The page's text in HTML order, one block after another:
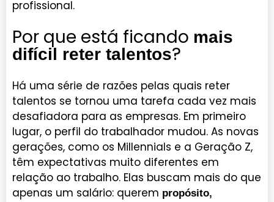
profissional.
Por que está ficando mais
difícil reter talentos?
Há uma série de razões pelas quais reter
talentos se tornou uma tarefa cada vez mais
desafiadora para as empresas. Em primeiro
lugar, o perfil do trabalhador mudou. As novas
gerações, como os Millennials e a Geração Z,
têm expectativas muito diferentes em
relação ao trabalho. Elas buscam mais do que
apenas um salário: querem propósito,